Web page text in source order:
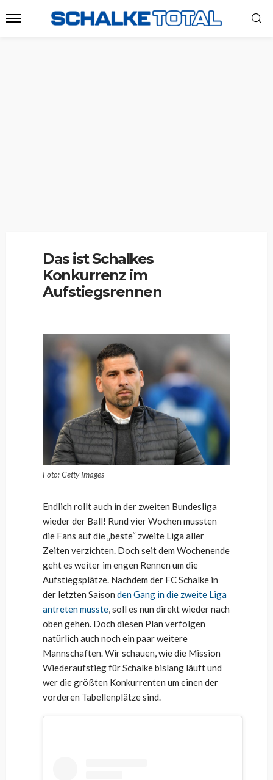
Das ist Schalkes
Konkurrenz im
Aufstiegsrennen
Foto: Getty Images
Endlich rollt auch in der zweiten Bundesliga
wieder der Ball! Rund vier Wochen mussten
die Fans auf die „beste“ zweite Liga aller
Zeiten verzichten. Doch seit dem Wochenende
geht es weiter im engen Rennen um die
Aufstiegsplätze. Nachdem der FC Schalke in
der letzten Saison den Gang in die zweite Liga
antreten musste, soll es nun direkt wieder nach
oben gehen. Doch diesen Plan verfolgen
natürlich auch noch ein paar weitere
Mannschaften. Wir schauen, wie die Mission
Wiederaufstieg für Schalke bislang läuft und
wer die größten Konkurrenten um einen der
vorderen Tabellenplätze sind.